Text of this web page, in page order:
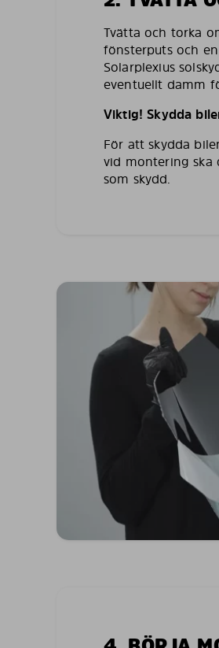
Tvätta och torka
fönsterputs och
Solarplexius
eventuellt damm
Viktig! Skydda
För att skydda
vid montering ska
som skydd.